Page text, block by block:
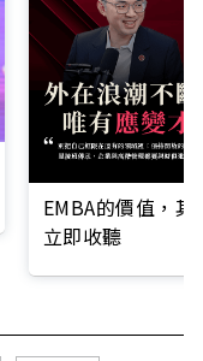
EMBA的價值，
立即收聽